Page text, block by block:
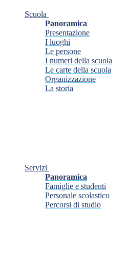
Scuola
Panoramica
Presentazione
I luoghi
Le persone
I numeri della scuola
Le carte della scuola
Organizzazione
La storia
Servizi
Panoramica
Famiglie e studenti
Personale scolastico
Percorsi di studio